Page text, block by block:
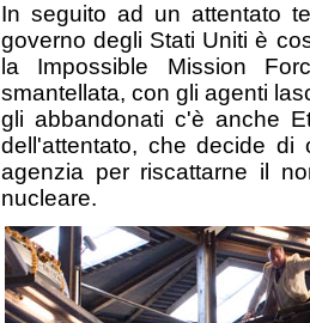
In seguito ad un attentato
governo degli Stati Uniti è
la Impossible Mission
smantellata, con gli agenti
gli abbandonati c'è anche
dell'attentato, che decide
agenzia per riscattarne il
nucleare.